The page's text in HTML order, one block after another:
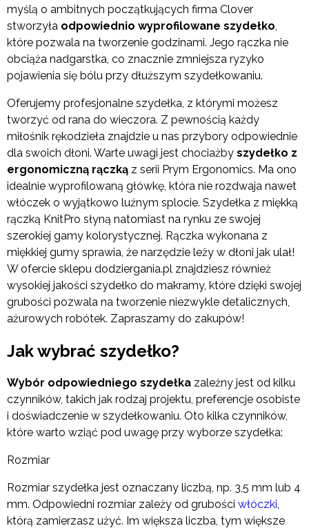
myślą o ambitnych początkujących firma Clover
stworzyła odpowiednio wyprofilowane szydełko,
które pozwala na tworzenie godzinami. Jego rączka nie
obciąża nadgarstka, co znacznie zmniejsza ryzyko
pojawienia się bólu przy dłuższym szydełkowaniu.
Oferujemy profesjonalne szydełka, z którymi możesz
tworzyć od rana do wieczora. Z pewnością każdy
miłośnik rękodzieła znajdzie u nas przybory odpowiednie
dla swoich dłoni. Warte uwagi jest chociażby szydełko z
ergonomiczną rączką z serii Prym Ergonomics. Ma ono
idealnie wyprofilowaną główkę, która nie rozdwaja nawet
włóczek o wyjątkowo luźnym splocie. Szydełka z miękką
rączką KnitPro słyną natomiast na rynku ze swojej
szerokiej gamy kolorystycznej. Rączka wykonana z
miękkiej gumy sprawia, że narzędzie leży w dłoni jak ulał!
W ofercie sklepu dodziergania.pl znajdziesz również
wysokiej jakości szydełko do makramy, które dzięki swojej
grubości pozwala na tworzenie niezwykle detalicznych,
ażurowych robótek. Zapraszamy do zakupów!
Jak wybrać szydełko?
Wybór odpowiedniego szydełka zależny jest od kilku
czynników, takich jak rodzaj projektu, preferencje osobiste
i doświadczenie w szydełkowaniu. Oto kilka czynników,
które warto wziąć pod uwagę przy wyborze szydełka:
Rozmiar
Rozmiar szydełka jest oznaczany liczbą, np. 3,5 mm lub 4
mm. Odpowiedni rozmiar zależy od grubości włóczki
którą zamierzasz użyć. Im większa liczba, tym większe